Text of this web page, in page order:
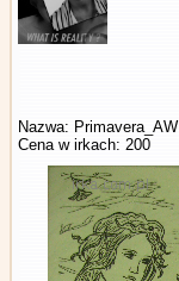
Nazwa: Primavera_AW
Cena w irkach: 200